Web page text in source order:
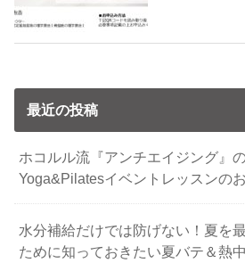
最近の投稿
ホコルル流『アンチエイジング』
Yoga&Pilatesイベントレッスンのお
水分補給だけでは防げない！夏を
ために知っておきたい夏バテ＆熱